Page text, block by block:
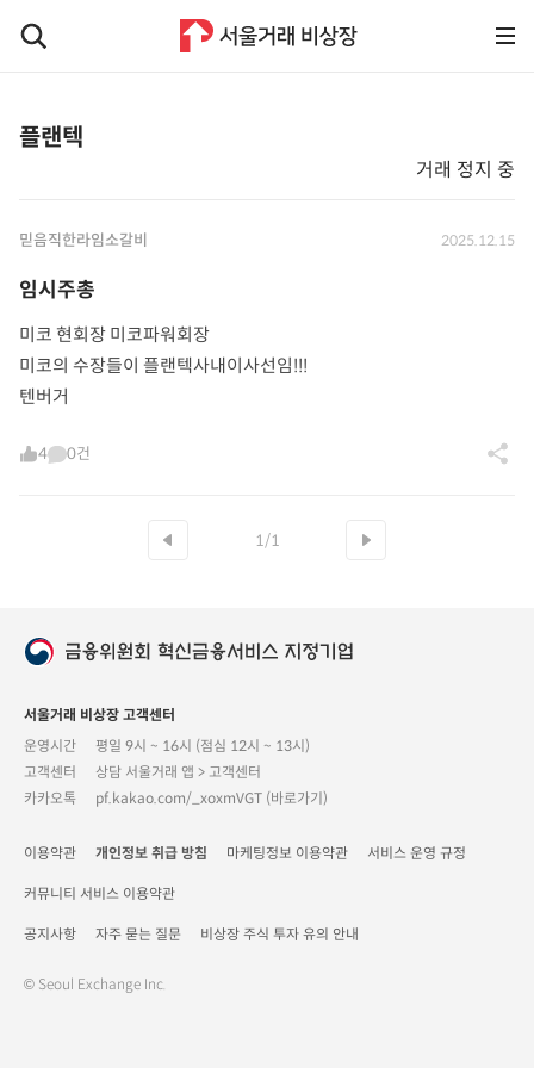
플랜텍
거래 정지 중
믿음직한라임소갈비 2025.12.15
임시주총
미코 현회장 미코파워회장
미코의 수장들이 플랜텍사내이사선임!!!
텐버거
4 0건
1/1
서울거래 비상장 고객센터
운영시간
평일 9시 ~ 16시 (점심 12시 ~ 13시)
고객센터
상담 서울거래 앱 > 고객센터
카카오톡
pf.kakao.com/_xoxmVGT (바로가기)
이용약관 개인정보 취급 방침 마케팅정보 이용약관 서비스 운영 규정
커뮤니티 서비스 이용약관
공지사항 자주 묻는 질문 비상장 주식 투자 유의 안내
© Seoul Exchange Inc.